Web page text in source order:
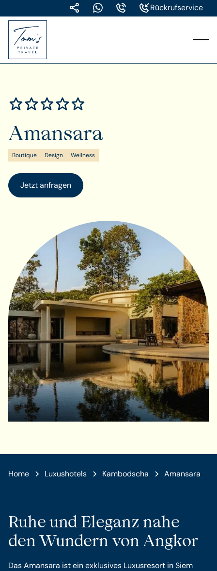
Rückrufservice
Amansara
Boutique Design Wellness
Jetzt anfragen
Home Luxushotels Kambodscha Amansara
Ruhe und Eleganz nahe
den Wundern von Angkor
Das Amansara ist ein exklusives Luxusresort in Siem